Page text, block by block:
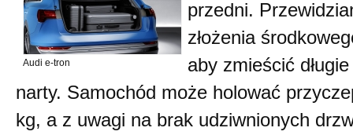
Audi e-tron
przedni.
złożenia
aby zmieścić
narty. Samochód może holować
kg, a z uwagi na brak udziwnionych